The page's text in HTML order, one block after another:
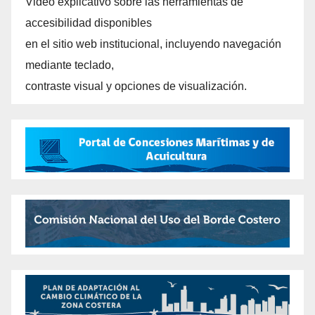
accesibilidad disponibles
en el sitio web institucional, incluyendo navegación
mediante teclado,
contraste visual y opciones de visualización.